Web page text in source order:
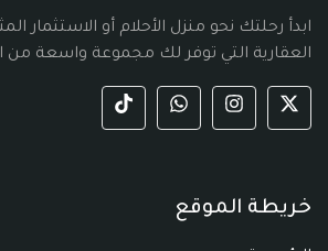
ابدأ رحلتك نحو منزل الأحلام أو الاستثمار
العقارية التي توفر لك مجموعة واسعة من
خريطة الموقع